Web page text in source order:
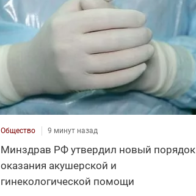
Общество 9 минут назад
Минздрав РФ утвердил новый порядок
оказания акушерской и
гинекологической помощи